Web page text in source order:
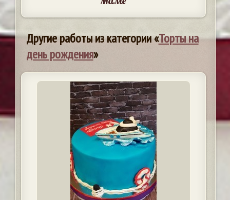
Другие работы из категории «Торты на
день рождения»